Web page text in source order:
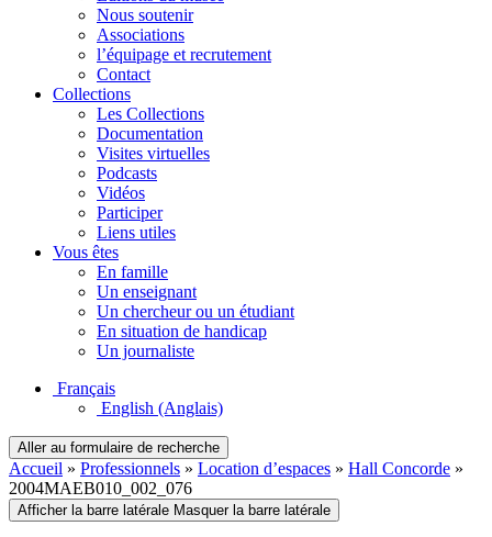
Nous soutenir
Associations
l’équipage et recrutement
Contact
Collections
Les Collections
Documentation
Visites virtuelles
Podcasts
Vidéos
Participer
Liens utiles
Vous êtes
En famille
Un enseignant
Un chercheur ou un étudiant
En situation de handicap
Un journaliste
Français
English (Anglais)
Aller au formulaire de recherche
Accueil » Professionnels » Location d’espaces » Hall Concorde »
2004MAEB010_002_076
Afficher la barre latérale Masquer la barre latérale